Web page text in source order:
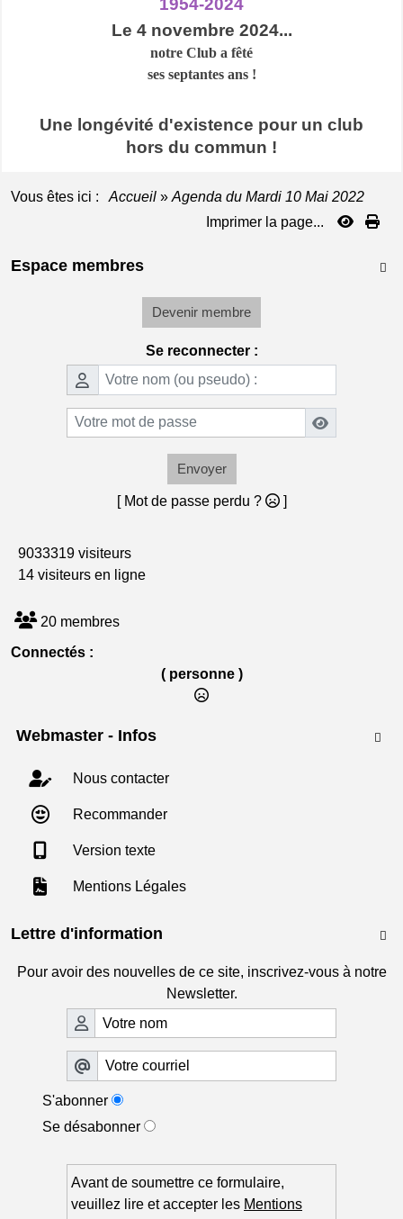
1954-2024
Le 4 novembre 2024...
notre Club a fêté
ses septantes ans !
Une longévité d'existence pour un club
hors du commun !
Vous êtes ici : Accueil » Agenda du Mardi 10 Mai 2022
Imprimer la page...

Espace membres
Devenir membre
Se reconnecter :
Envoyer
[ Mot de passe perdu ? ]
9033319 visiteurs
14 visiteurs en ligne
20 membres
Connectés :
( personne )

Webmaster - Infos
Nous contacter
Recommander
Version texte
Mentions Légales

Lettre d'information
Pour avoir des nouvelles de ce site, inscrivez-vous à notre
Newsletter.
S'abonner
Se désabonner
Avant de soumettre ce formulaire,
veuillez lire et accepter les Mentions